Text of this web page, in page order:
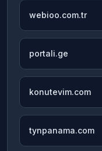
webioo.com.tr
portali.ge
konutevim.com
tynpanama.com